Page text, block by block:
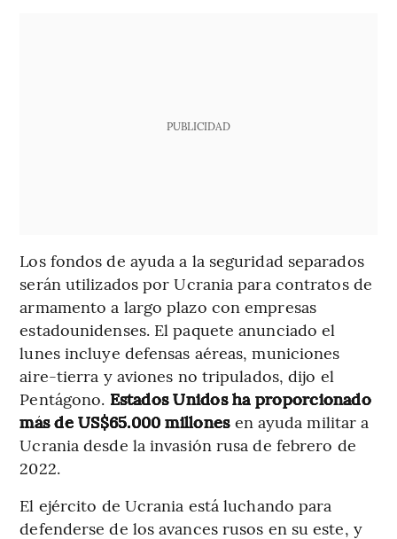
PUBLICIDAD
Los fondos de ayuda a la seguridad separados
serán utilizados por Ucrania para contratos de
armamento a largo plazo con empresas
estadounidenses. El paquete anunciado el
lunes incluye defensas aéreas, municiones
aire-tierra y aviones no tripulados, dijo el
Pentágono. Estados Unidos ha proporcionado
más de US$65.000 millonesen ayuda militar a
Ucrania desde la invasión rusa de febrero de
2022.
El ejército de Ucrania está luchando para
defenderse de los avances rusos en su este, y